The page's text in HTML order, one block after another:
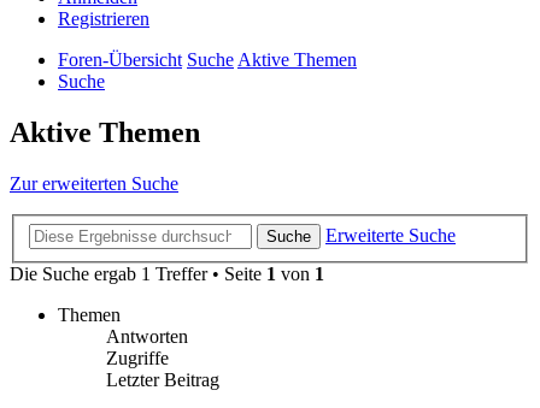
Registrieren
Foren-Übersicht SucheAktive Themen
Suche
Aktive Themen
Zur erweiterten Suche
Suche
Erweiterte Suche
Die Suche ergab 1 Treffer • Seite 1 von 1
Themen
Antworten
Zugriffe
Letzter Beitrag